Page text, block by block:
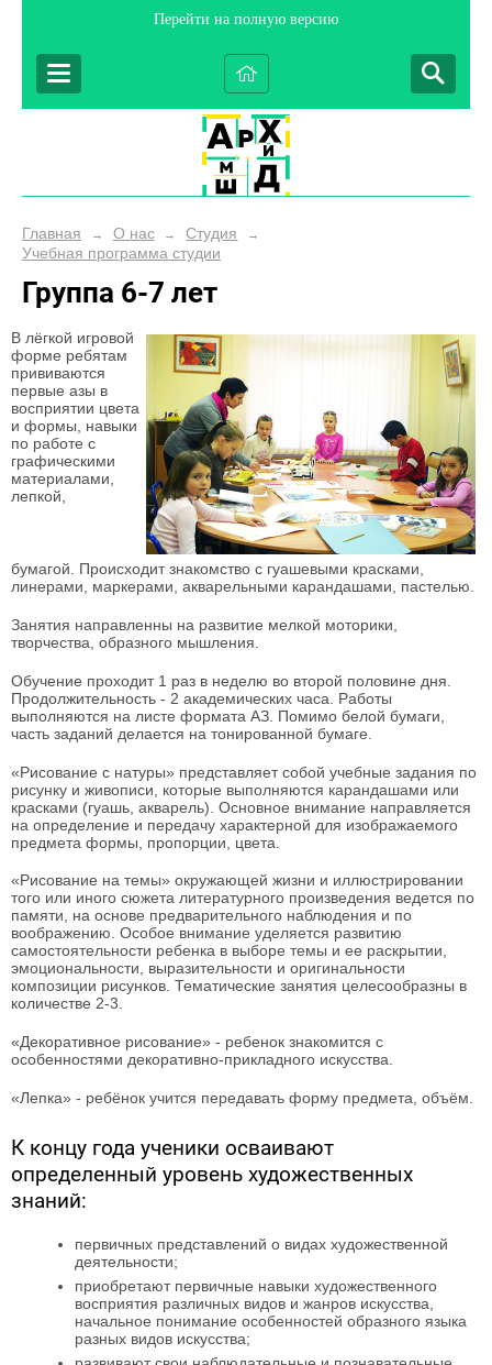
Перейти на полную версию
Главная → О нас → Студия →
Учебная программа студии
Группа 6-7 лет
В лёгкой игровой
форме ребятам
прививаются
первые азы в
восприятии цвета
и формы, навыки
по работе с
графическими
материалами,
лепкой,
бумагой. Происходит знакомство с гуашевыми красками,
линерами, маркерами, акварельными карандашами, пастелью.
Занятия направленны на развитие мелкой моторики,
творчества, образного мышления.
Обучение проходит 1 раз в неделю во второй половине дня.
Продолжительность - 2 академических часа. Работы
выполняются на листе формата АЗ. Помимо белой бумаги,
часть заданий делается на тонированной бумаге.
«Рисование с натуры» представляет собой учебные задания по
рисунку и живописи, которые выполняются карандашами или
красками (гуашь, акварель). Основное внимание направляется
на определение и передачу характерной для изображаемого
предмета формы, пропорции, цвета.
«Рисование на темы» окружающей жизни и иллюстрировании
того или иного сюжета литературного произведения ведется по
памяти, на основе предварительного наблюдения и по
воображению. Особое внимание уделяется развитию
самостоятельности ребенка в выборе темы и ее раскрытии,
эмоциональности, выразительности и оригинальности
композиции рисунков. Тематические занятия целесообразны в
количестве 2-3.
«Декоративное рисование» - ребенок знакомится с
особенностями декоративно-прикладного искусства.
«Лепка» - ребёнок учится передавать форму предмета, объём.
К концу года ученики осваивают
определенный уровень художественных
знаний:
первичных представлений о видах художественной
деятельности;
приобретают первичные навыки художественного
восприятия различных видов и жанров искусства,
начальное понимание особенностей образного языка
разных видов искусства;